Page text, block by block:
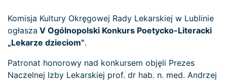
Komisja Kultury Okręgowej Rady Lekarskiej w Lublinie
ogłasza V Ogólnopolski Konkurs Poetycko-Literacki
„Lekarze dzieciom”.
Patronat honorowy nad konkursem objęli Prezes
Naczelnej Izby Lekarskiej prof. dr hab. n. med. Andrzej